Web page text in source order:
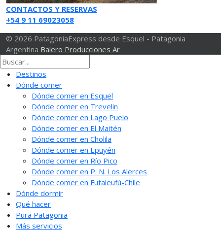
CONTACTOS Y RESERVAS
+54 9 11 69023058
© 2026 PatagoniaExpress desde Esquel - Patagonia
Argentina Balero Producciones Ar
Destinos
Dónde comer
Dónde comer en Esquel
Dónde comer en Trevelin
Dónde comer en Lago Puelo
Dónde comer en El Maitén
Dónde comer en Cholila
Dónde comer en Epuyén
Dónde comer en Río Pico
Dónde comer en P. N. Los Alerces
Dónde comer en Futaleufú-Chile
Dónde dormir
Qué hacer
Pura Patagonia
Más servicios